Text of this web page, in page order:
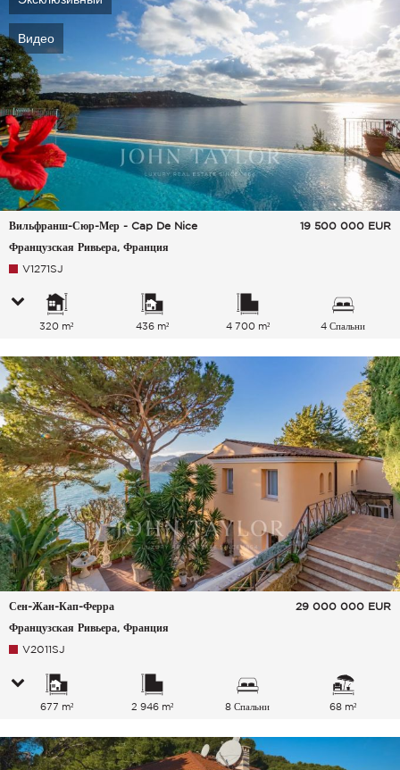
Видео
Вильфранш-Сюр-Мер - Cap De Nice
Французская Ривьера, Франция
19 500 000 EUR
V1271SJ
320 m² 436 m² 4 700 m² 4 Спальни
Сен-Жан-Кап-Ферра
Французская Ривьера, Франция
29 000 000 EUR
V2011SJ
677 m² 2 946 m² 8 Спальни 68 m²